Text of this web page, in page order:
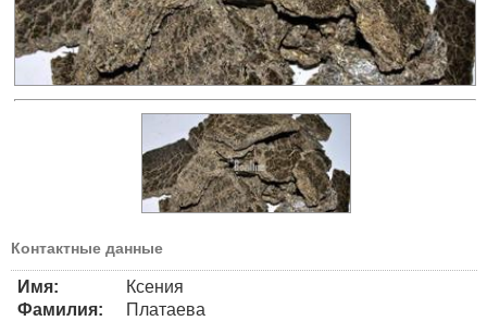
Контактные данные
Имя:
Ксения
Фамилия:
Платаева